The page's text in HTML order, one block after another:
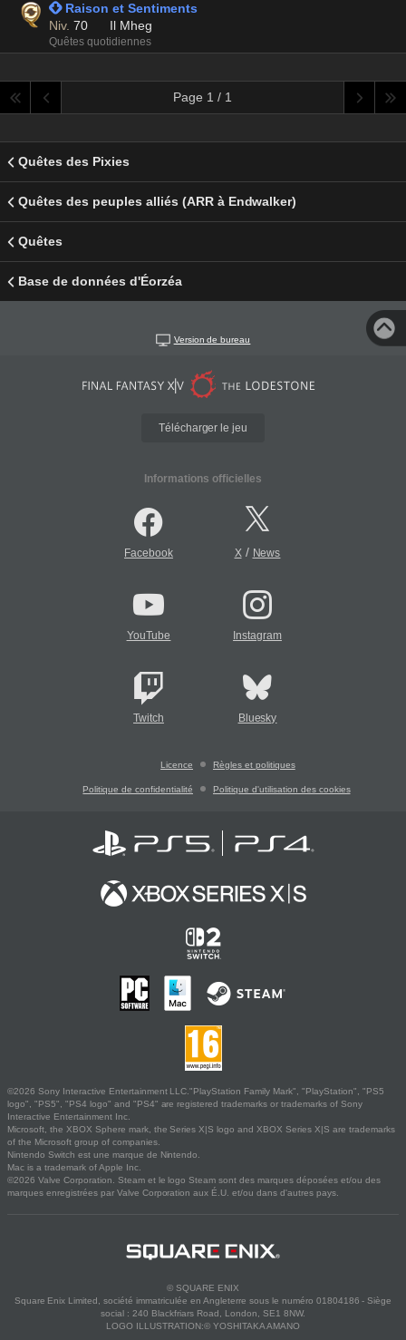
 Raison et Sentiments
Niv. 70 Il Mheg
Quêtes quotidiennes
Page 1 / 1
Quêtes des Pixies
Quêtes des peuples alliés (ARR à Endwalker)
Quêtes
Base de données d'Éorzéa
Version de bureau
Télécharger le jeu
Informations officielles
Facebook X/ News
YouTube Instagram
Twitch Bluesky
Licence Règles et politiques
Politique de confidentialité Politique d'utilisation des cookies
©2026 Sony Interactive Entertainment LLC."PlayStation Family Mark", "PlayStation", "PS5
logo", "PS5", "PS4 logo" and "PS4" are registered trademarks or trademarks of Sony
Interactive Entertainment Inc.
Microsoft, the XBOX Sphere mark, the Series X|S logo and XBOX Series X|S are trademarks
of the Microsoft group of companies.
Nintendo Switch est une marque de Nintendo.
Mac is a trademark of Apple Inc.
©2026 Valve Corporation. Steam et le logo Steam sont des marques déposées et/ou des
marques enregistrées par Valve Corporation aux É.U. et/ou dans d'autres pays.
© SQUARE ENIX
Square Enix Limited, société immatriculée en Angleterre sous le numéro 01804186 - Siège
social : 240 Blackfriars Road, London, SE1 8NW.
LOGO ILLUSTRATION:© YOSHITAKA AMANO